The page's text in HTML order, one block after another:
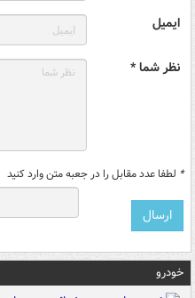
ایمیل
نظر شما *
* لطفا عدد مقابل را در جعبه متن وارد کنید
خودرو